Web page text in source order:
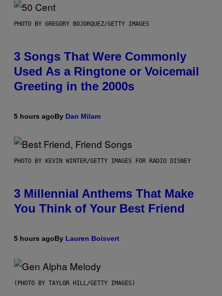
PHOTO BY GREGORY BOJORQUEZ/GETTY IMAGES
3 Songs That Were Commonly
Used As a Ringtone or Voicemail
Greeting in the 2000s
5 hours agoBy Dan Milam
PHOTO BY KEVIN WINTER/GETTY IMAGES FOR RADIO DISNEY
3 Millennial Anthems That Make
You Think of Your Best Friend
5 hours agoBy Lauren Boisvert
(PHOTO BY TAYLOR HILL/GETTY IMAGES)